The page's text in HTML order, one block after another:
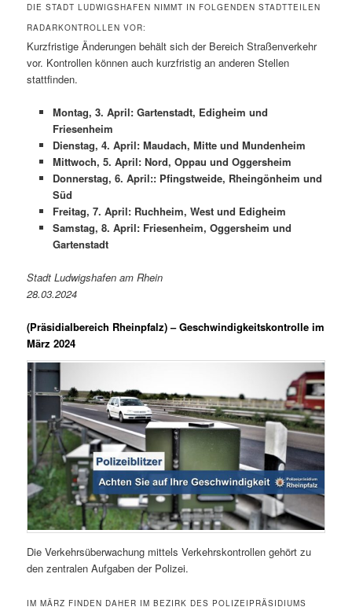
DIE STADT LUDWIGSHAFEN NIMMT IN FOLGENDEN STADTTEILEN
RADARKONTROLLEN VOR:
Kurzfristige Änderungen behält sich der Bereich Straßenverkehr
vor. Kontrollen können auch kurzfristig an anderen Stellen
stattfinden.
Montag, 3. April: Gartenstadt, Edigheim und
Friesenheim
Dienstag, 4. April: Maudach, Mitte und Mundenheim
Mittwoch, 5. April: Nord, Oppau und Oggersheim
Donnerstag, 6. April:: Pfingstweide, Rheingönheim und
Süd
Freitag, 7. April: Ruchheim, West und Edigheim
Samstag, 8. April: Friesenheim, Oggersheim und
Gartenstadt
Stadt Ludwigshafen am Rhein
28.03.2024
(Präsidialbereich Rheinpfalz)– Geschwindigkeitskontrolle im
März 2024
Die Verkehrsüberwachung mittels Verkehrskontrollen gehört zu
den zentralen Aufgaben der Polizei.
IM MÄRZ FINDEN DAHER IM BEZIRK DES POLIZEIPRÄSIDIUMS